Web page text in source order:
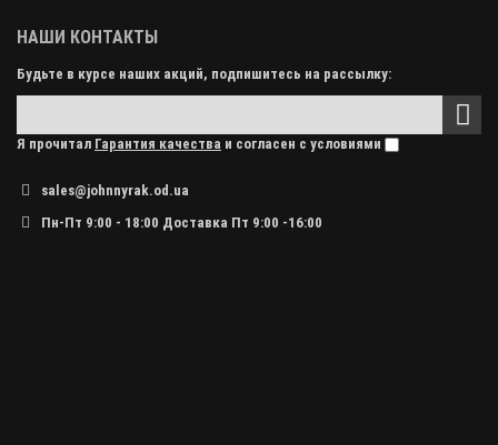
НАШИ КОНТАКТЫ
Будьте в курсе наших акций, подпишитесь на рассылку:
Я прочитал Гарантия качества и согласен с условиями
sales@johnnyrak.od.ua
Пн-Пт 9:00 - 18:00 Доставка Пт 9:00 -16:00